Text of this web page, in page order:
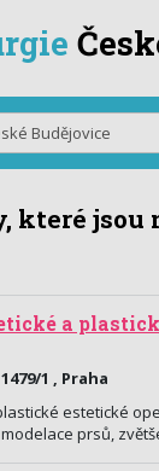
které
a
1 , Praha
estetické
prsů,